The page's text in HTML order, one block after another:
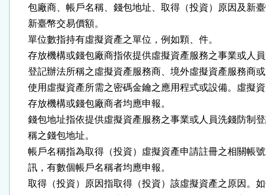
包廠商、帳戶名稱、錢包地址、取得（投資）原因及新
      新臺幣交易價額。
      單位數指持有虛擬資產之單位，例如顆、件。
存放機構或錢包廠商指依提供虛擬資產服務之事業或人
登記辦法所稱之虛擬資產服務商、境外虛擬資產服務商
使用虛擬資產所需之密碼金鑰之應用程式或設備。虛擬
      存放機構或錢包廠商者均應申報。
錢包地址指依提供虛擬資產服務之事業或人員洗錢防制
      稱之錢包地址。
帳戶名稱指為取得（投資）虛擬資產申請註冊之相關帳
      訊，有數個帳戶名稱者均應申報。
取得（投資）原因指取得（投資）該虛擬資產之原因。